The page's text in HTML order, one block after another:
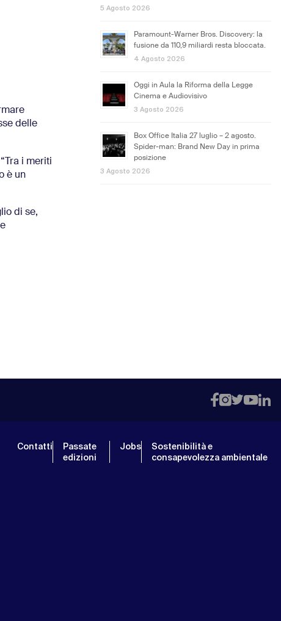
delle
i meriti
è un
di se,
5 Agosto 2026
Paramount-Warner Bros. Discovery: la
fusione da 110,9 miliardi resta bloccata.
4 Agosto 2026
Oggi in Aula la Riforma della Legge
Cinema e Audiovisivo
3 Agosto 2026
Box Office Italia 27 luglio – 2 agosto.
Spider-man: Brand New Day in prima
posizione
3 Agosto 2026
Contatti
Passate
edizioni
Jobs
Sostenibilità e
consapevolezza ambientale